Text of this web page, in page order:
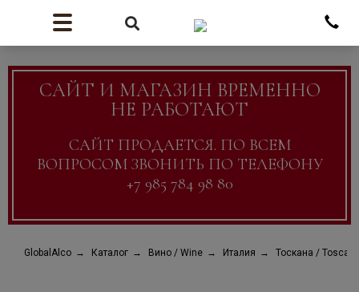
САЙТ И МАГАЗИН ВРЕМЕННО
НЕ РАБОТАЮТ
САЙТ ПРОДАЕТСЯ. ПО ВСЕМ
ВОПРОСОМ ЗВОНИТЬ ПО ТЕЛЕФОНУ
+7 985 784 98 80
GlobalAlco Каталог Вино / Wine Италия Тоскана /